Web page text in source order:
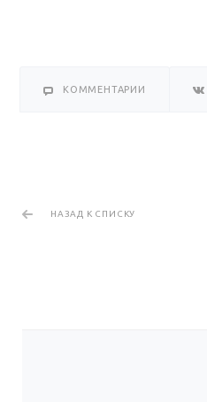
КОММЕНТАРИИ
НАЗАД К СПИСКУ